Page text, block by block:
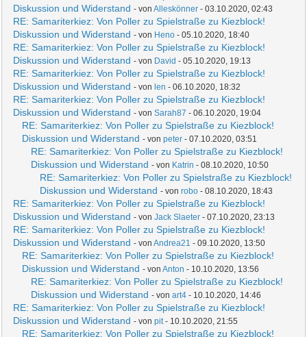
Diskussion und Widerstand - vonAlleskönner - 03.10.2020, 02:43
RE: Samariterkiez: Von Poller zu Spielstraße zu Kiezblock!
Diskussion und Widerstand - von Heno - 05.10.2020, 18:40
RE: Samariterkiez: Von Poller zu Spielstraße zu Kiezblock!
Diskussion und Widerstand - von David - 05.10.2020, 19:13
RE: Samariterkiez: Von Poller zu Spielstraße zu Kiezblock!
Diskussion und Widerstand - von len - 06.10.2020, 18:32
RE: Samariterkiez: Von Poller zu Spielstraße zu Kiezblock!
Diskussion und Widerstand - vonSarah87 - 06.10.2020, 19:04
RE: Samariterkiez: Von Poller zu Spielstraße zu Kiezblock!
Diskussion und Widerstand - vonpeter - 07.10.2020, 03:51
RE: Samariterkiez: Von Poller zu Spielstraße zu Kiezblock!
Diskussion und Widerstand - von Katrin - 08.10.2020, 10:50
RE: Samariterkiez: Von Poller zu Spielstraße zu Kiezblock!
Diskussion und Widerstand - vonrobo - 08.10.2020, 18:43
RE: Samariterkiez: Von Poller zu Spielstraße zu Kiezblock!
Diskussion und Widerstand - vonJack Slaeter - 07.10.2020, 23:13
RE: Samariterkiez: Von Poller zu Spielstraße zu Kiezblock!
Diskussion und Widerstand - vonAndrea21 - 09.10.2020, 13:50
RE: Samariterkiez: Von Poller zu Spielstraße zu Kiezblock!
Diskussion und Widerstand - vonAnton - 10.10.2020, 13:56
RE: Samariterkiez: Von Poller zu Spielstraße zu Kiezblock!
Diskussion und Widerstand - vonart4 - 10.10.2020, 14:46
RE: Samariterkiez: Von Poller zu Spielstraße zu Kiezblock!
Diskussion und Widerstand - vonpit- 10.10.2020, 21:55
RE: Samariterkiez: Von Poller zu Spielstraße zu Kiezblock!